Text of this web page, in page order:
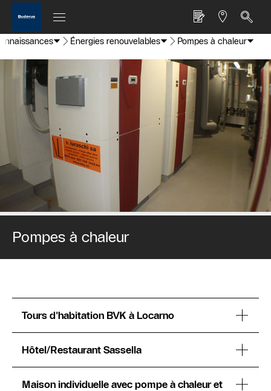
Énergies renouvelables Pompes à chaleur
Pompes à chaleur
Tours d'habitation BVK à Locarno
Hôtel/Restaurant Sassella
Maison individuelle avec pompe à chaleur et